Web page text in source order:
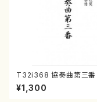
T32i368 協奏曲第三番
唯是震一/楽譜）都山流公
曲番:2073
¥1,300